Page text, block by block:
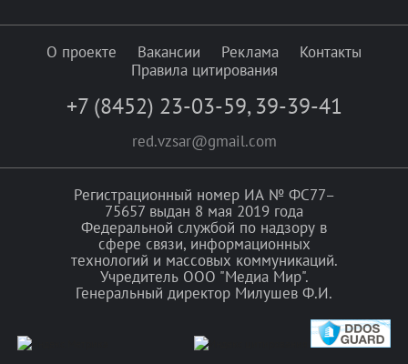
О проекте Вакансии Реклама
Контакты
Правила цитирования
+7 (8452) 23-03-59, 39-39-41
red.vzsar@gmail.com
Регистрационный номер ИА № ФС77–
75657 выдан 8 мая 2019 года
Федеральной службой по надзору в
сфере связи, информационных
технологий и массовых коммуникаций.
Учредитель ООО "Медиа Мир".
Генеральный директор Милушев Ф.И.